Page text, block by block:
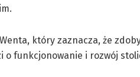
który zaznacza, że
o funkcjonowanie i rozwój